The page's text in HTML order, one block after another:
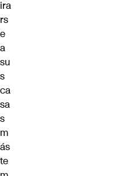
ira
rs
e
a
su
s
ca
sa
s
m
ás
te